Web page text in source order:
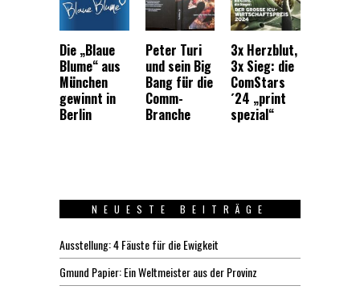
Die „Blaue
Blume“ aus
München
gewinnt in
Berlin
Peter Turi
und sein Big
Bang für die
Comm-
Branche
3x Herzblut,
3x Sieg: die
ComStars
´24 „print
spezial“
NEUESTE BEITRÄGE
Ausstellung: 4 Fäuste für die Ewigkeit
Gmund Papier: Ein Weltmeister aus der Provinz